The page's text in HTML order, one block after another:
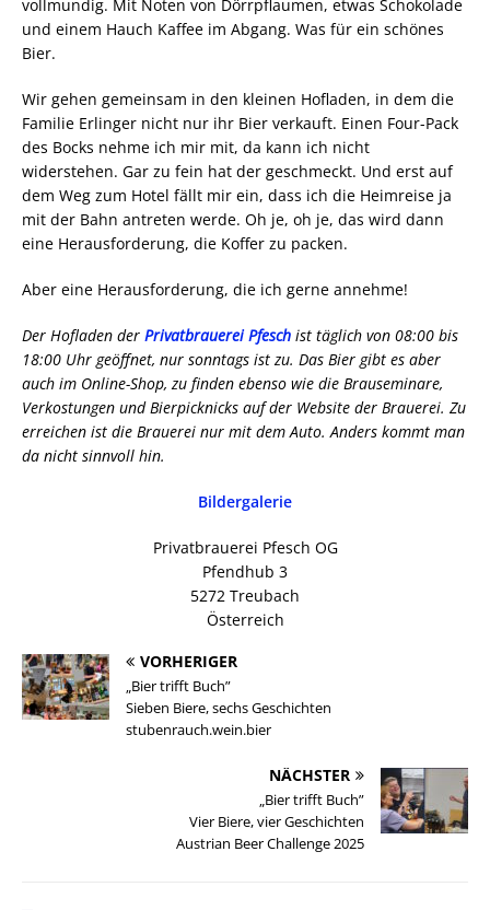
vollmundig. Mit Noten von Dörrpflaumen, etwas Schokolade
und einem Hauch Kaffee im Abgang. Was für ein schönes
Bier.
Wir gehen gemeinsam in den kleinen Hofladen, in dem die
Familie Erlinger nicht nur ihr Bier verkauft. Einen Four-Pack
des Bocks nehme ich mir mit, da kann ich nicht
widerstehen. Gar zu fein hat der geschmeckt. Und erst auf
dem Weg zum Hotel fällt mir ein, dass ich die Heimreise ja
mit der Bahn antreten werde. Oh je, oh je, das wird dann
eine Herausforderung, die Koffer zu packen.
Aber eine Herausforderung, die ich gerne annehme!
Der Hofladen der Privatbrauerei Pfesch ist täglich von 08:00 bis
18:00 Uhr geöffnet, nur sonntags ist zu. Das Bier gibt es aber
auch im Online-Shop, zu finden ebenso wie die Brauseminare,
Verkostungen und Bierpicknicks auf der Website der Brauerei. Zu
erreichen ist die Brauerei nur mit dem Auto. Anders kommt man
da nicht sinnvoll hin.
Bildergalerie
Privatbrauerei Pfesch OG
Pfendhub 3
5272 Treubach
Österreich
VORHERIGER
„Bier trifft Buch”
Sieben Biere, sechs Geschichten
stubenrauch.wein.bier
NÄCHSTER
„Bier trifft Buch”
Vier Biere, vier Geschichten
Austrian Beer Challenge 2025